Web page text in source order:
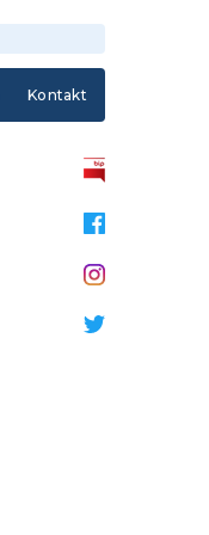
Kontakt